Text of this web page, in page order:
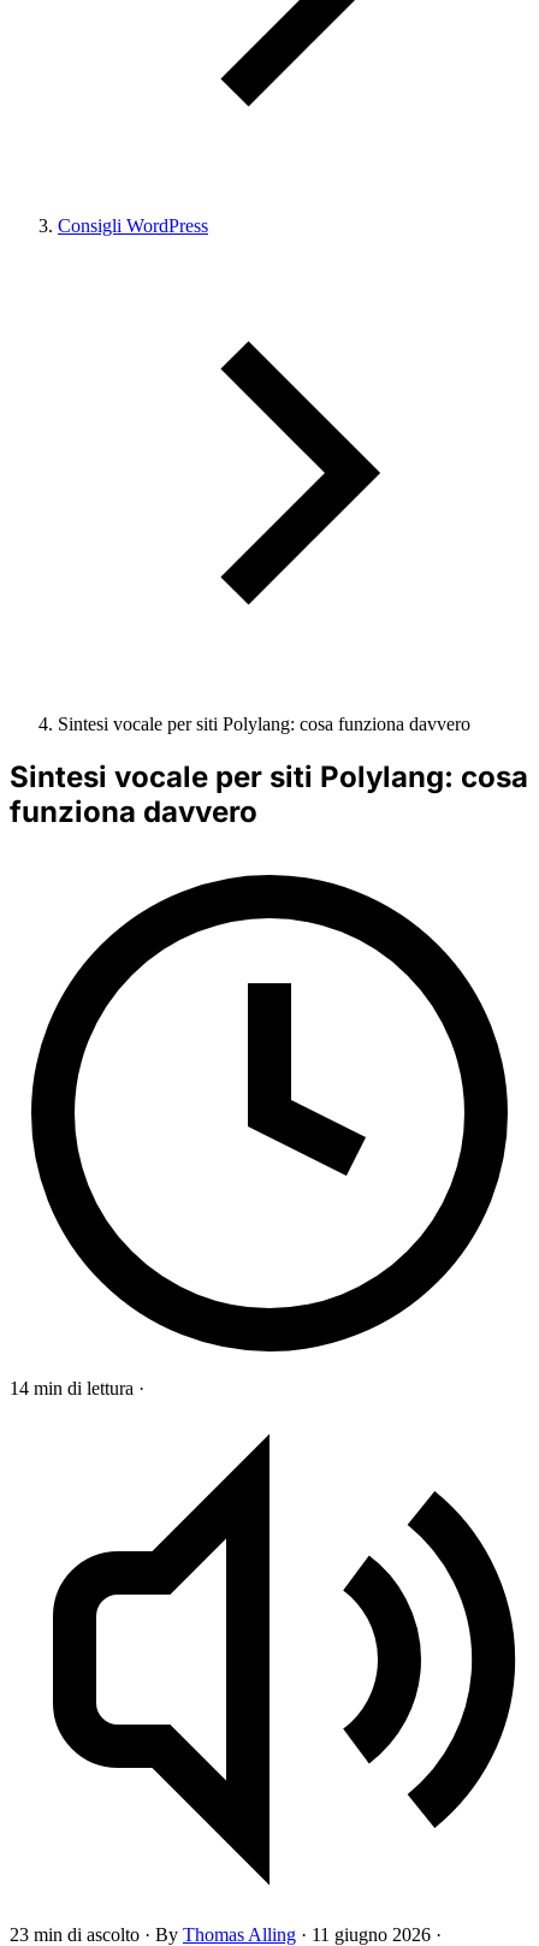
Consigli WordPress
Sintesi vocale per siti Polylang: cosa funziona davvero
Sintesi vocale per siti Polylang: cosa
funziona davvero
14 min di lettura ·
23 min di ascolto · By Thomas Alling · 11 giugno 2026 ·